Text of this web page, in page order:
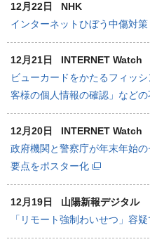
12月22日
NHK
インターネットひぼう中傷対
12月21日
INTERNET Watch
ビューカードをかたるフィッ
客様の個人情報の確認」など
12月20日
INTERNET Watch
政府機関と警察庁が年末年始
要点をポスター化
12月19日
山陽新報デジタル
「リモート強制わいせつ」容